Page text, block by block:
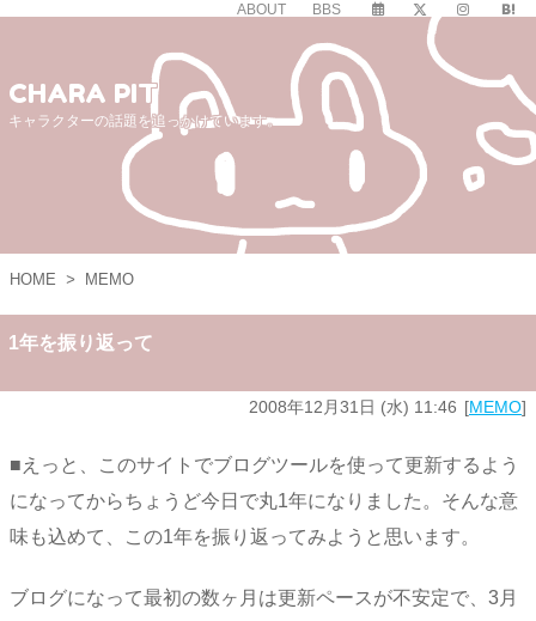
ABOUT BBS
CHARA PIT
キャラクターの話題を追っかけています。
HOME > MEMO
1年を振り返って
2008年12月31日 (水) 11:46 MEMO
■えっと、このサイトでブログツールを使って更新するよう
になってからちょうど今日で丸1年になりました。そんな意
味も込めて、この1年を振り返ってみようと思います。
ブログになって最初の数ヶ月は更新ペースが不安定で、3月